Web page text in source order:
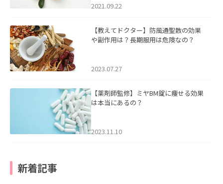
2021.09.22
【教えてドクター】防風通聖散の効果
や副作用は？長期服用は危険なの？
2023.07.27
【薬剤師監修】ミヤBM錠に痩せる効果
は本当にあるの？
2023.11.10
新着記事